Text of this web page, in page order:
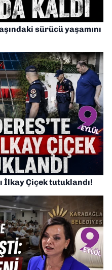
sürücü yaşamını
İlkay Çiçek tutuklandı!